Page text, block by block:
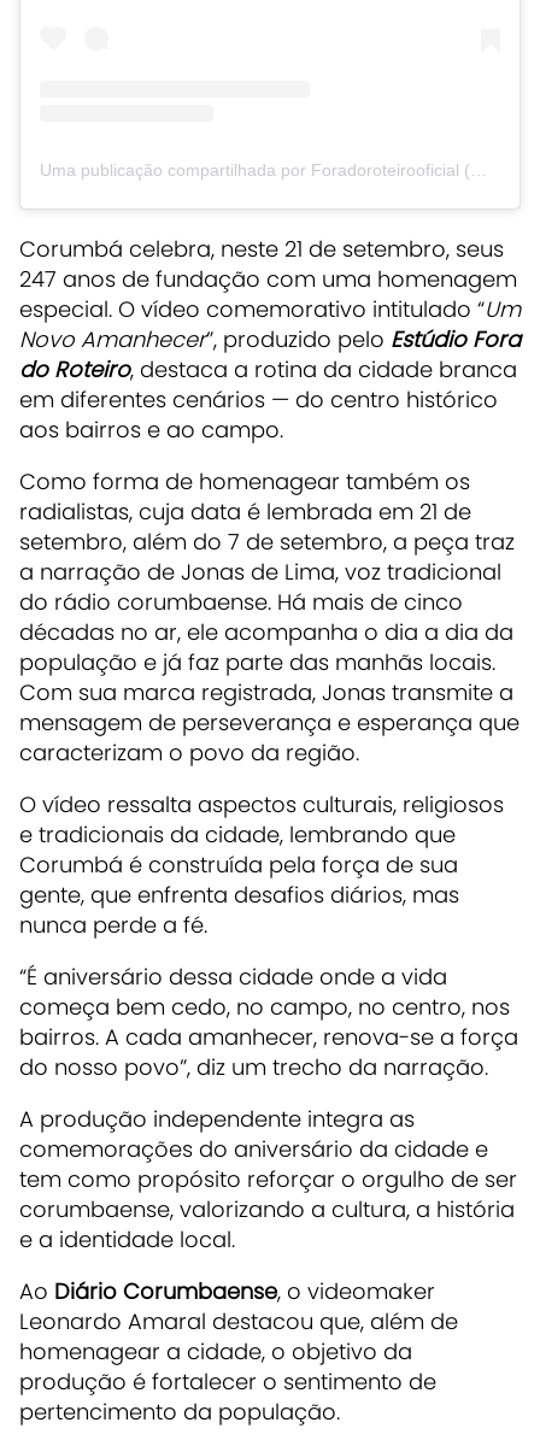
Corumbá celebra, neste 21 de setembro, seus
247 anos de fundação com uma homenagem
especial. O vídeo comemorativo intitulado “Um
Novo Amanhecer”, produzido pelo Estúdio Fora
do Roteiro, destaca a rotina da cidade branca
em diferentes cenários — do centro histórico
aos bairros e ao campo.
Como forma de homenagear também os
radialistas, cuja data é lembrada em 21 de
setembro, além do 7 de setembro, a peça traz
a narração de Jonas de Lima, voz tradicional
do rádio corumbaense. Há mais de cinco
décadas no ar, ele acompanha o dia a dia da
população e já faz parte das manhãs locais.
Com sua marca registrada, Jonas transmite a
mensagem de perseverança e esperança que
caracterizam o povo da região.
O vídeo ressalta aspectos culturais, religiosos
e tradicionais da cidade, lembrando que
Corumbá é construída pela força de sua
gente, que enfrenta desafios diários, mas
nunca perde a fé.
“É aniversário dessa cidade onde a vida
começa bem cedo, no campo, no centro, nos
bairros. A cada amanhecer, renova-se a força
do nosso povo”, diz um trecho da narração.
A produção independente integra as
comemorações do aniversário da cidade e
tem como propósito reforçar o orgulho de ser
corumbaense, valorizando a cultura, a história
e a identidade local.
Ao Diário Corumbaense, o videomaker
Leonardo Amaral destacou que, além de
homenagear a cidade, o objetivo da
produção é fortalecer o sentimento de
pertencimento da população.